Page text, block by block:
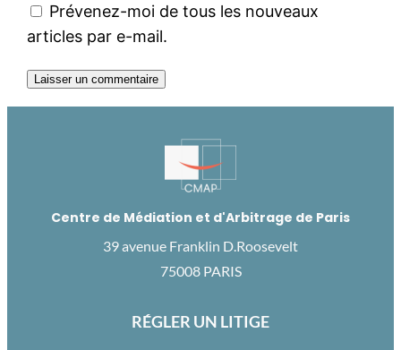
Prévenez-moi de tous les nouveaux
articles par e-mail.
Centre de Médiation et d'Arbitrage de Paris
39 avenue Franklin D.Roosevelt
75008 PARIS
RÉGLER UN LITIGE